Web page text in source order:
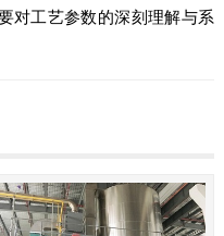
对工艺参数的深刻理解与系